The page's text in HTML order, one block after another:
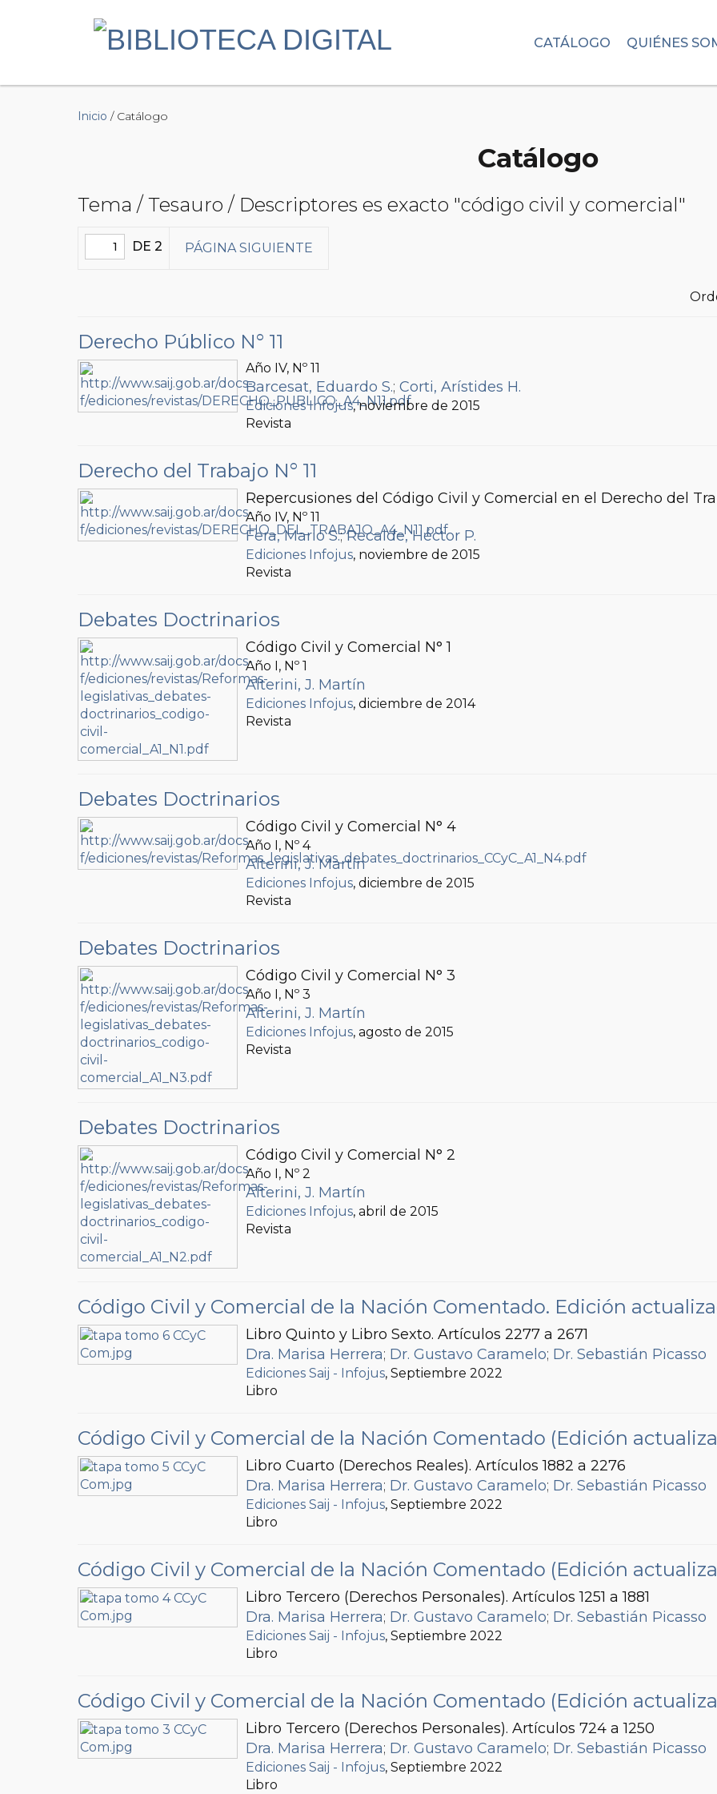
CATÁLOGO QUIÉNES
Inicio / Catálogo
Catálogo
Tema / Tesauro / Descriptores es exacto "código civil y comercial"
DE 2 PÁGINA SIGUIENTE
Derecho Público N° 11
Año IV, Nº 11
Barcesat, Eduardo S.; Corti, Arístides H.
Ediciones Infojus, noviembre de 2015
Revista
Derecho del Trabajo N° 11
Repercusiones del Código Civil y Comercial en el Derecho del
Año IV, Nº 11
Fera, Mario S.;Recalde, Héctor P.
Ediciones Infojus, noviembre de 2015
Revista
Debates Doctrinarios
Código Civil y Comercial N° 1
Año I, Nº 1
Alterini, J. Martín
Ediciones Infojus, diciembre de 2014
Revista
Debates Doctrinarios
Código Civil y Comercial N° 4
Año I, Nº 4
Alterini, J. Martín
Ediciones Infojus, diciembre de 2015
Revista
Debates Doctrinarios
Código Civil y Comercial N° 3
Año I, Nº 3
Alterini, J. Martín
Ediciones Infojus, agosto de 2015
Revista
Debates Doctrinarios
Código Civil y Comercial N° 2
Año I, Nº 2
Alterini, J. Martín
Ediciones Infojus, abril de 2015
Revista
Código Civil y Comercial de la Nación Comentado. Edición
Libro Quinto y Libro Sexto. Artículos 2277 a 2671
Dra. Marisa Herrera; Dr. Gustavo Caramelo; Dr. Sebastián Picasso
Ediciones Saij - Infojus, Septiembre 2022
Libro
Código Civil y Comercial de la Nación Comentado (Edición
Libro Cuarto (Derechos Reales). Artículos 1882 a 2276
Dra. Marisa Herrera; Dr. Gustavo Caramelo; Dr. Sebastián Picasso
Ediciones Saij - Infojus, Septiembre 2022
Libro
Código Civil y Comercial de la Nación Comentado (Edición
Libro Tercero (Derechos Personales). Artículos 1251 a 1881
Dra. Marisa Herrera; Dr. Gustavo Caramelo; Dr. Sebastián Picasso
Ediciones Saij - Infojus, Septiembre 2022
Libro
Código Civil y Comercial de la Nación Comentado (Edición
Libro Tercero (Derechos Personales). Artículos 724 a 1250
Dra. Marisa Herrera; Dr. Gustavo Caramelo; Dr. Sebastián Picasso
Ediciones Saij - Infojus, Septiembre 2022
Libro